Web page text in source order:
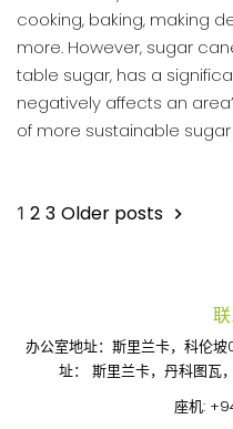
cooking, baking, making
more. However, sugar
table sugar, has a
negatively affects an
of more sustainable
Posts
1 2 3 Older posts
办公室地址：斯里兰卡，科伦
址： 斯里兰卡，丹科图瓦
座机: